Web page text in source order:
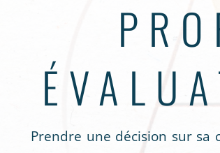
Prendre une décision sur sa